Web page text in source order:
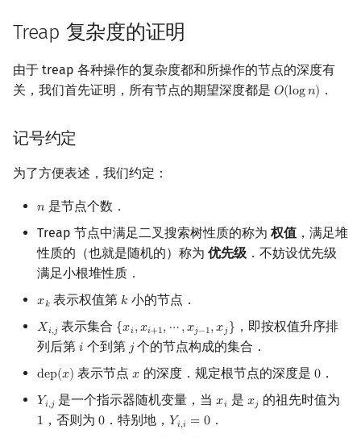
Treap 复杂度的证明
由于 treap 各种操作的复杂度都和所操作的节点的深度有
关，我们首先证明，所有节点的期望深度都是 𝑂(log𝑛)
O(logn) ．
记号约定
为了方便表述，我们约定：
𝑛
n 是节点个数．
Treap 节点中满足二叉搜索树性质的称为 权值 ，满足堆
性质的（也就是随机的）称为 优先级 ．不妨设优先级
满足小根堆性质．
𝑥𝑘
xk 表示权值第 𝑘
k 小的节点．
𝑋𝑖,𝑗
Xi,j 表示集合 {𝑥𝑖,𝑥𝑖+1, ⋯,𝑥𝑗−1,𝑥𝑗}
{xi,xi+1,⋯,x j−1,xj}
，即按权值升序排
列后第 𝑖
i 个到第 𝑗
j个的节点构成的集合．
dep(𝑥)
dep(x) 表示节点𝑥
x 的深度．规定根节点的深度是 0
0．
𝑌𝑖,𝑗
Yi,j 是一个指示器随机变量，当𝑥𝑖
xi 是 𝑥𝑗
xj 的祖先时值为
1
1 ，否则为 0
0 ．特别地， 𝑌𝑖,𝑖 = 0
Yi,i =0 ．